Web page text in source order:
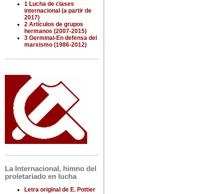
1 Lucha de clases
internacional (a partir de
2017)
2 Artículos de grupos
hermanos (2007-2015)
3 Germinal-En defensa del
marxismo (1986-2012)
La Internacional, himno del
proletariado en lucha
Letra original de E. Pottier